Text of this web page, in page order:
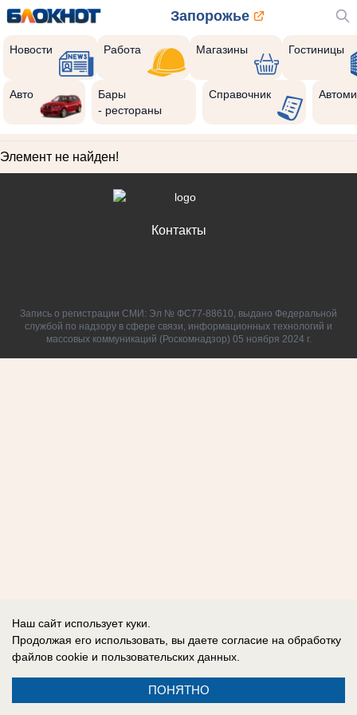
Запорожье
Новости Работа Магазины Гостиницы
Авто
Бары
- рестораны
Справочник
Элемент не найден!
Контакты
Запись о регистрации СМИ: Эл № ФС77-88610, выдано Федеральной
службой по надзору в сфере связи, информационных технологий и
массовых коммуникаций (Роскомнадзор) 05 ноября 2024 г.
Наш сайт использует куки.
Продолжая его использовать, вы даете согласие на обработку
файлов cookie и пользовательских данных.
ПОНЯТНО